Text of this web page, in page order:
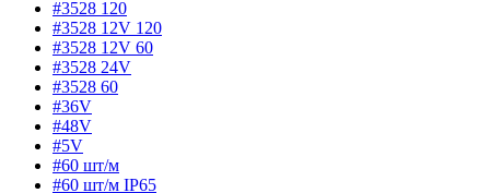
#3528 120
#3528 12V 120
#3528 12V 60
#3528 24V
#3528 60
#36V
#48V
#5V
#60 шт/м
#60 шт/м IP65